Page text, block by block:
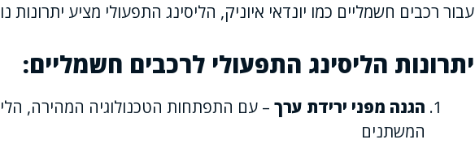
עבור רכבים חשמליים כמו יונדאי איוניק, הליסינג התפעולי מציע יתרונות
יתרונות הליסינג התפעולי לרכבים חשמליים:
הגנה מפני ירידת ערך – עם התפתחות הטכנולוגיה המהירה,
המשתנים